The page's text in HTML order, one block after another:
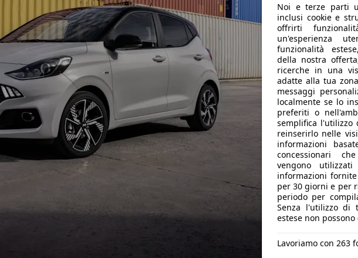
Noi e terze parti
inclusi cookie e
offrirti
un'esperienza
funzionalità
della nostra
ricerche in una
adatte alla tua
messaggi
localmente se lo
preferiti o
semplifica l'utilizzo
reinserirlo nelle
informazioni
concessionari
vengono
informazioni
per 30 giorni e per
periodo per
Senza l'utilizzo di
estese non
Lavoriamo con 263